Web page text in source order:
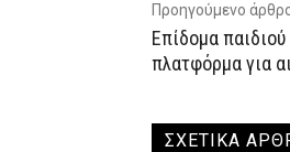
Προηγούμενο
Επίδομα
πλατφόρμα για
ΣΧΕΤΙΚΑ